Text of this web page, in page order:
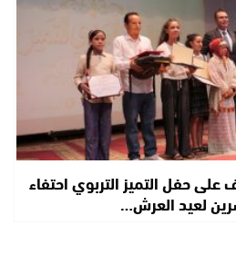
حفل التميز التربوي احتفاء
لعيد العرش…